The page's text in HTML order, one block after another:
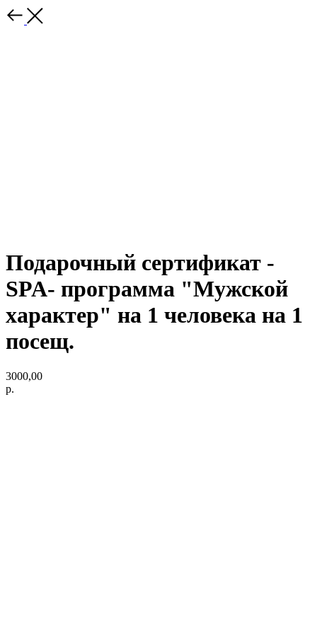
Подарочный сертификат -
SPA- программа "Мужской
характер" на 1 человека на 1
посещ.
3000,00
р.